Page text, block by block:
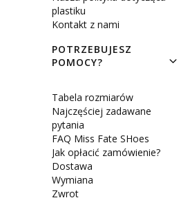
plastiku
Kontakt z nami
POTRZEBUJESZ
POMOCY?
Tabela rozmiarów
Najczęściej zadawane
pytania
FAQ Miss Fate SHoes
Jak opłacić zamówienie?
Dostawa
Wymiana
Zwrot